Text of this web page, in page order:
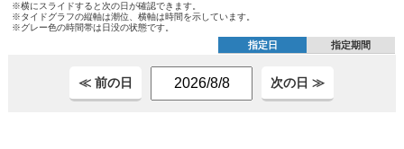
※横にスライドすると次の日が確認できます。
※タイドグラフの縦軸は潮位、横軸は時間を示しています。
※グレー色の時間帯は日没の状態です。
指定日 指定期間
≪ 前の日 次の日 ≫